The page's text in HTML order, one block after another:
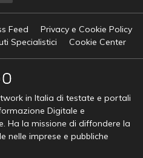
Feed
Privacy e Cookie Policy
Specialistici
Cookie Center
in Italia di testate e portali
Digitale e
Ha la missione di diffondere la
nelle imprese e pubbliche